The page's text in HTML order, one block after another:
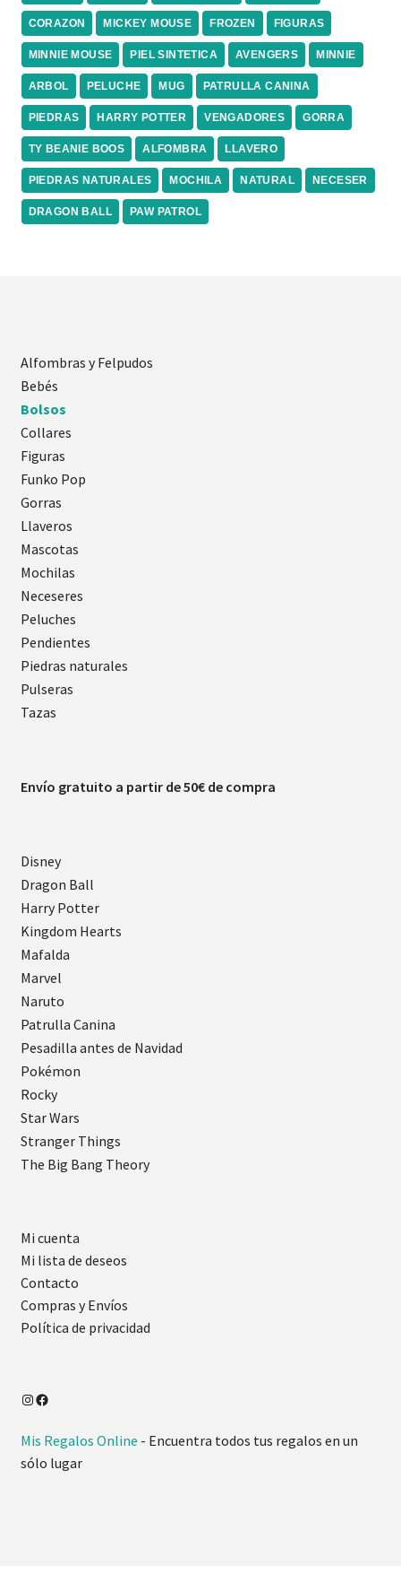
CORAZON MICKEY MOUSE FROZEN FIGURAS
MINNIE MOUSE PIEL SINTETICA AVENGERS MINNIE
ARBOL PELUCHE MUG PATRULLA CANINA
PIEDRAS HARRY POTTER VENGADORES GORRA
TY BEANIE BOOS ALFOMBRA LLAVERO
PIEDRAS NATURALES MOCHILA NATURAL NECESER
DRAGON BALL PAW PATROL
Alfombras y Felpudos
Bebés
Bolsos
Collares
Figuras
Funko Pop
Gorras
Llaveros
Mascotas
Mochilas
Neceseres
Peluches
Pendientes
Piedras naturales
Pulseras
Tazas
Envío gratuito a partir de 50€ de compra
Disney
Dragon Ball
Harry Potter
Kingdom Hearts
Mafalda
Marvel
Naruto
Patrulla Canina
Pesadilla antes de Navidad
Pokémon
Rocky
Star Wars
Stranger Things
The Big Bang Theory
Mi cuenta
Mi lista de deseos
Contacto
Compras y Envíos
Política de privacidad
Mis Regalos Online - Encuentra todos tus regalos en un
sólo lugar